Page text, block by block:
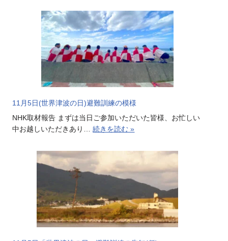
11月5日(世界津波の日)避難訓練の模様
NHK取材報告 まずは当日ご参加いただいた皆様、お忙しい
中お越しいただきあり…続きを読む »